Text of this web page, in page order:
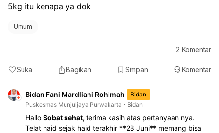
5kg itu kenapa ya dok
Umum
Suka Bagikan Simpan Komentar
2 Komentar
Bidan Fani Mardliani Rohimah
Bidan
Puskesmas Munjuljaya Purwakarta
Bidan
Hallo Sobat sehat, terima kasih atas pertanyaan nya.
Telat haid sejak haid terakhir **28 Juni** memang bisa